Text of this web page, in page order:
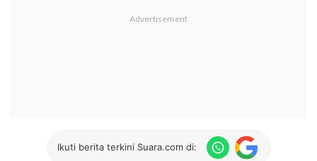
Ikuti berita terkini Suara.com di: